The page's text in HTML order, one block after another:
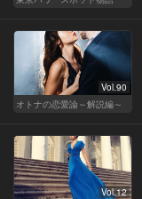
Vol.90
オトナの恋愛論～解説編～
Vol.12